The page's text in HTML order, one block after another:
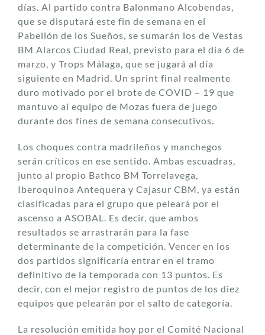
días. Al partido contra Balonmano Alcobendas,
que se disputará este fin de semana en el
Pabellón de los Sueños, se sumarán los de Vestas
BM Alarcos Ciudad Real, previsto para el día 6 de
marzo, y Trops Málaga, que se jugará al día
siguiente en Madrid. Un sprint final realmente
duro motivado por el brote de COVID – 19 que
mantuvo al equipo de Mozas fuera de juego
durante dos fines de semana consecutivos.
Los choques contra madrileños y manchegos
serán críticos en ese sentido. Ambas escuadras,
junto al propio Bathco BM Torrelavega,
Iberoquinoa Antequera y Cajasur CBM, ya están
clasificadas para el grupo que peleará por el
ascenso a ASOBAL. Es decir, que ambos
resultados se arrastrarán para la fase
determinante de la competición. Vencer en los
dos partidos significaría entrar en el tramo
definitivo de la temporada con 13 puntos. Es
decir, con el mejor registro de puntos de los diez
equipos que pelearán por el salto de categoría.
La resolución emitida hoy por el Comité Nacional